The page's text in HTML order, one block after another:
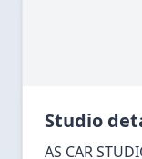
Studio
AS CAR